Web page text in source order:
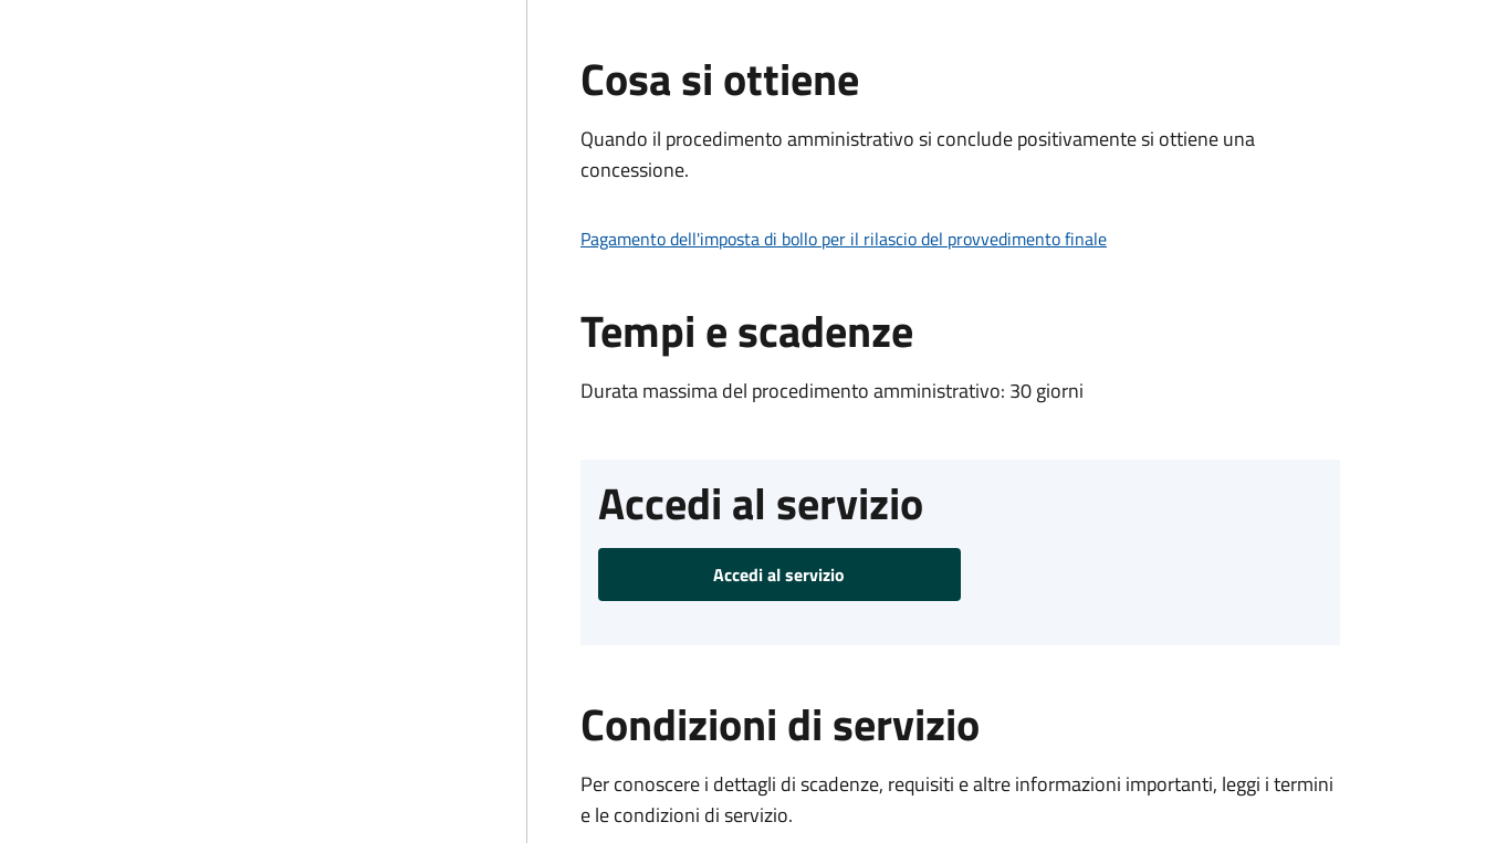
Cosa si ottiene
Quando il procedimento amministrativo si conclude positivamente si ottiene una
concessione.
Pagamento dell'imposta di bollo per il rilascio del provvedimento finale
Tempi e scadenze
Durata massima del procedimento amministrativo: 30 giorni
Accedi al servizio
Accedi al servizio
Condizioni di servizio
Per conoscere i dettagli di scadenze, requisiti e altre informazioni importanti, leggi i termini
e le condizioni di servizio.